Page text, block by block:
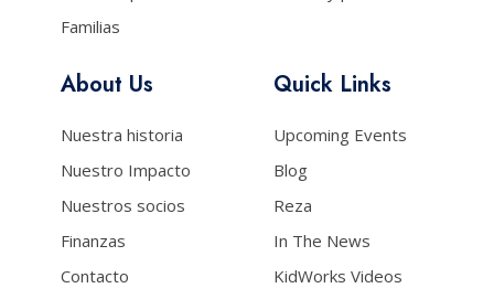
Familias
About Us
Nuestra historia
Nuestro Impacto
Nuestros socios
Finanzas
Contacto
Quick Links
Upcoming Events
Blog
Reza
In The News
KidWorks Videos